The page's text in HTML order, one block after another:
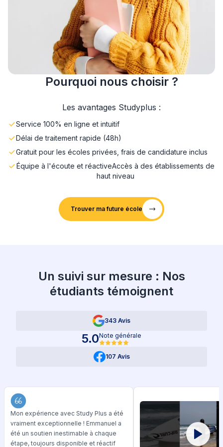
Pourquoi nous choisir ?
Les avantages Studyplus :
Service 100% en ligne et intuitif
Délai de traitement rapide (48h)
Gratuit pour les écoles privées, frais de candidature inclus
Équipe à l'écoute et réactiveAccès à des établissements de
haut niveau
Trouver ma future école
Un suivi sur mesure : Nos
étudiants témoignent
343 Avis
5.0Note générale
107 Avis
Mon expérience avec Study Plus a été
vraiment exceptionnelle ! Emmanuel a
été un soutien inestimable à chaque
étape, toujours disponible et réactif